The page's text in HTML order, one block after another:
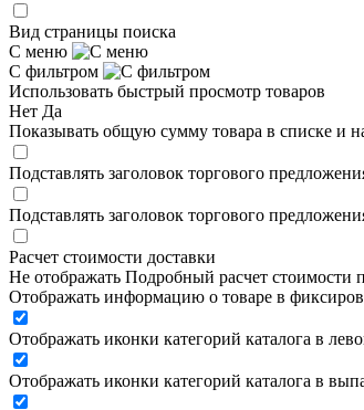
Вид страницы поиска
С меню
С фильтром
Использовать быстрый просмотр товаров
Нет Да
Показывать общую сумму товара в списке и
Подставлять заголовок торгового
Подставлять заголовок торгового
Расчет стоимости доставки
Не отображать Подробный расчет стоимости
Отображать информацию о товаре в
Отображать иконки категорий каталога в
Отображать иконки категорий каталога в